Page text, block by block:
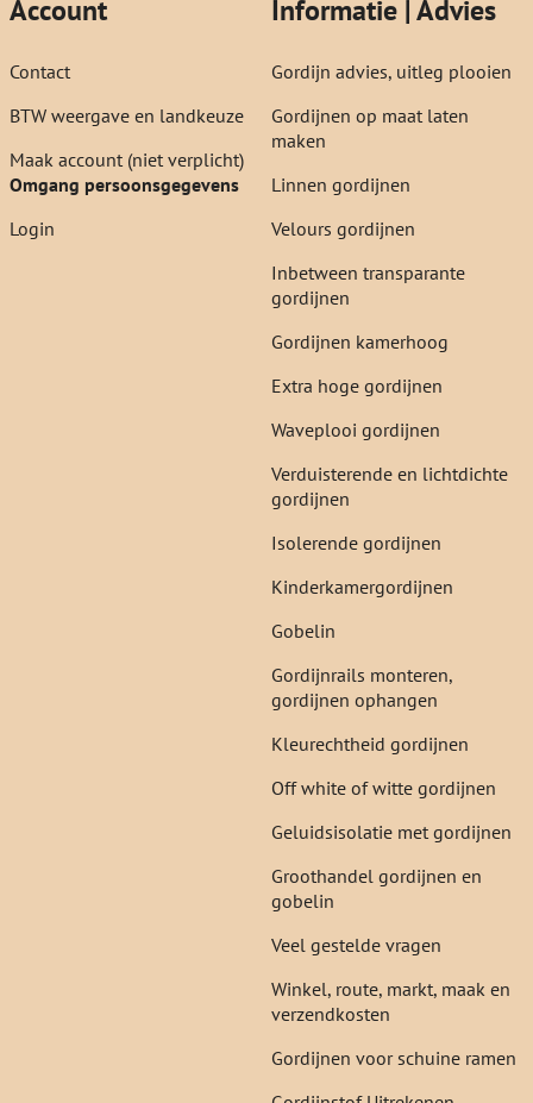
Account
Contact
BTW weergave en landkeuze
Maak account (niet verplicht)
Omgang persoonsgegevens
Login
Informatie | Advies
Gordijn advies, uitleg plooien
Gordijnen op maat laten
maken
Linnen gordijnen
Velours gordijnen
Inbetween transparante
gordijnen
Gordijnen kamerhoog
Extra hoge gordijnen
Waveplooi gordijnen
Verduisterende en lichtdichte
gordijnen
Isolerende gordijnen
Kinderkamergordijnen
Gobelin
Gordijnrails monteren,
gordijnen ophangen
Kleurechtheid gordijnen
Off white of witte gordijnen
Geluidsisolatie met gordijnen
Groothandel gordijnen en
gobelin
Veel gestelde vragen
Winkel, route, markt, maak en
verzendkosten
Gordijnen voor schuine ramen